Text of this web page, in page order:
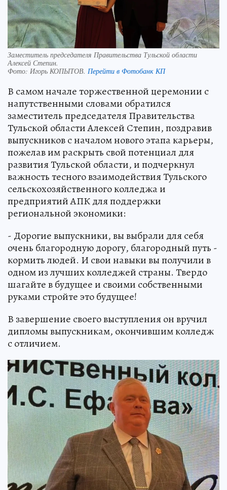
Заместитель председателя Правительства Тульской области
Алексей Степин.
Фото: Игорь КОПЫТОВ. Перейти в Фотобанк КП
В самом начале торжественной церемонии с
напутственными словами обратился
заместитель председателя Правительства
Тульской области Алексей Степин, поздравив
выпускников с началом нового этапа карьеры,
пожелав им раскрыть свой потенциал для
развития Тульской области, и подчеркнул
важность тесного взаимодействия Тульского
сельскохозяйственного колледжа и
предприятий АПК для поддержки
региональной экономики:
- Дорогие выпускники, вы выбрали для себя
очень благородную дорогу, благородный путь -
кормить людей. И свои навыки вы получили в
одном из лучших колледжей страны. Твердо
шагайте в будущее и своими собственными
руками стройте это будущее!
В завершение своего выступления он вручил
дипломы выпускникам, окончившим колледж
с отличием.